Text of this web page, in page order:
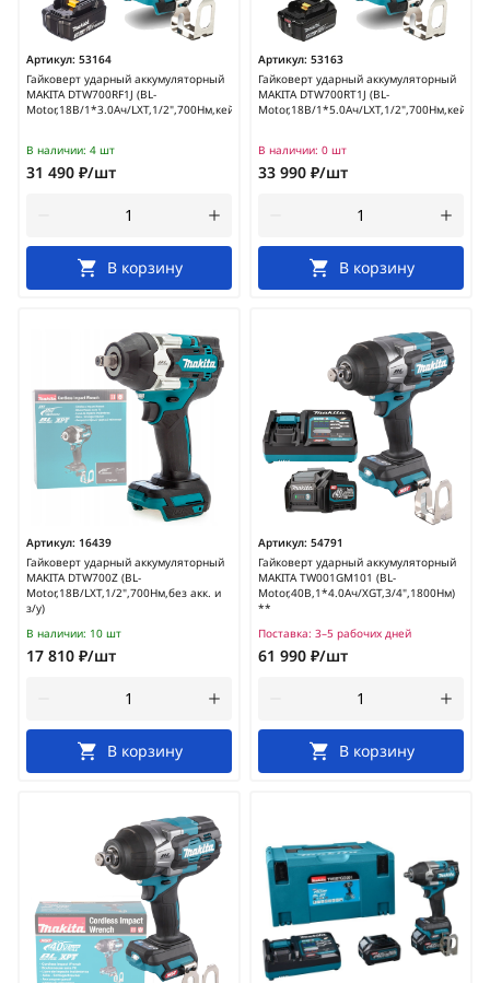
Артикул: 53164
Гайковерт ударный аккумуляторный
MAKITA DTW700RF1J (BL-
Motor,18В/1*3.0Ач/LXT,1/2",700Нм,кейс)
В наличии: 4 шт
31 490 ₽/шт
В корзину
Артикул: 53163
Гайковерт ударный аккумуляторный
MAKITA DTW700RT1J (BL-
Motor,18В/1*5.0Ач/LXT,1/2",700Нм,кейс)
В наличии: 0 шт
33 990 ₽/шт
В корзину
Артикул: 16439
Гайковерт ударный аккумуляторный
MAKITA DTW700Z (BL-
Motor,18В/LXT,1/2",700Нм,без акк. и
з/у)
В наличии: 10 шт
17 810 ₽/шт
В корзину
Артикул: 54791
Гайковерт ударный аккумуляторный
MAKITA TW001GM101 (BL-
Motor,40В,1*4.0Ач/XGT,3/4",1800Нм)
**
Поставка: 3–5 рабочих дней
61 990 ₽/шт
В корзину